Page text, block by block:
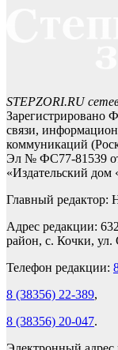
STEPZORI.RU
Зарегистрировано
связи,
коммуникаций
Эл № ФС77-81539
«Издательский дом
Главный редактор:
Адрес редакции:
район, с. Кочки, ул.
Телефон редакции:
8 (38356) 22-389,
8 (38356) 20-047.